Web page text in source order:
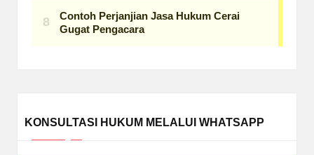
KONSULTASI HUKUM MELALUI WHATSAPP